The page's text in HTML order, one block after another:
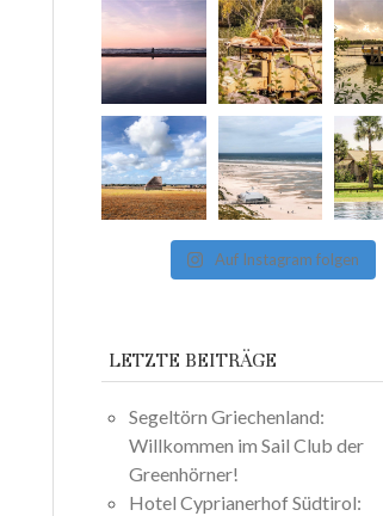
Auf Instagram folgen
LETZTE BEITRÄGE
Segeltörn Griechenland:
Willkommen im Sail Club der
Greenhörner!
Hotel Cyprianerhof Südtirol: